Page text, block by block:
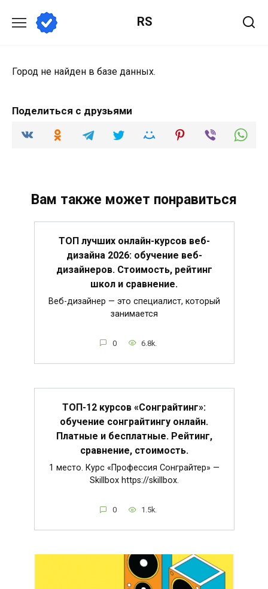
содержанию
RS
Город не найден в базе данных.
Поделиться с друзьями
Вам также может понравиться
ТОП лучших онлайн-курсов веб-
дизайна 2026: обучение веб-
дизайнеров. Стоимость, рейтинг
школ и сравнение.
Веб-дизайнер — это специалист, который
занимается
0 6.8k.
ТОП-12 курсов «Сонграйтинг»:
обучение сонграйтингу онлайн.
Платные и бесплатные. Рейтинг,
сравнение, стоимость.
1 место. Курс «Профессия Сонграйтер» —
Skillbox https://skillbox.
0 1.5k.